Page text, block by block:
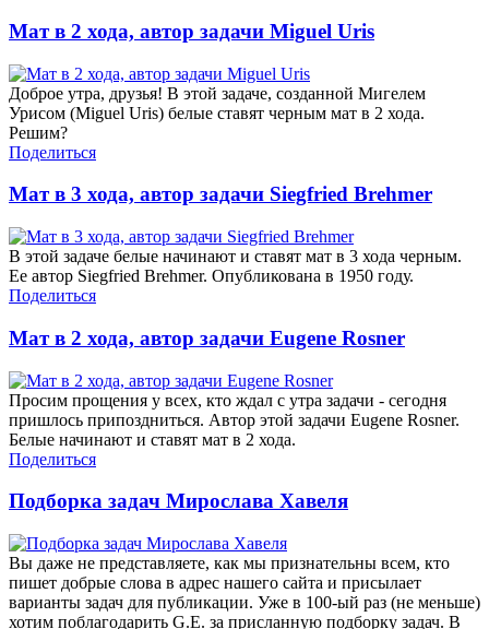
Мат в 2 хода, автор задачи Miguel Uris
Доброе утра, друзья! В этой задаче, созданной Мигелем
Урисом (Miguel Uris) белые ставят черным мат в 2 хода.
Решим?
Поделиться
Мат в 3 хода, автор задачи Siegfried Brehmer
В этой задаче белые начинают и ставят мат в 3 хода черным.
Ее автор Siegfried Brehmer. Опубликована в 1950 году.
Поделиться
Мат в 2 хода, автор задачи Eugene Rosner
Просим прощения у всех, кто ждал с утра задачи - сегодня
пришлось припоздниться. Автор этой задачи Eugene Rosner.
Белые начинают и ставят мат в 2 хода.
Поделиться
Подборка задач Мирослава Хавеля
Вы даже не представляете, как мы признательны всем, кто
пишет добрые слова в адрес нашего сайта и присылает
варианты задач для публикации. Уже в 100-ый раз (не меньше)
хотим поблагодарить G.E. за присланную подборку задач. В